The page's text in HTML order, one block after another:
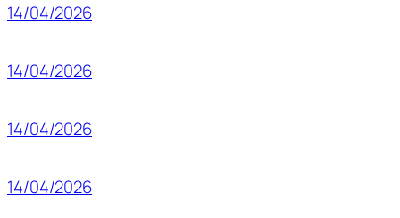
14/04/2026
14/04/2026
14/04/2026
14/04/2026